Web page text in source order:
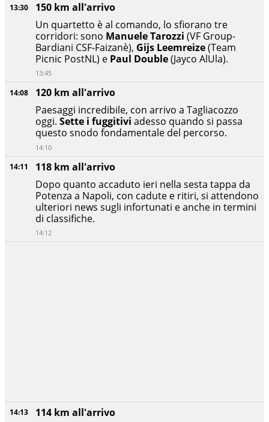
14:13
114 km all'arrivo
14:11
118 km all'arrivo
Dopo quanto accaduto ieri nella sesta tappa da
Potenza a Napoli, con cadute e ritiri, si attendono
ulteriori news sugli infortunati e anche in termini
di classifiche.
14:12
14:08
120 km all'arrivo
Paesaggi incredibile, con arrivo a Tagliacozzo
oggi. Sette i fuggitivi adesso quando si passa
questo snodo fondamentale del percorso.
14:10
13:30
150 km all'arrivo
Un quartetto è al comando, lo sfiorano tre
corridori: sono Manuele Tarozzi (VF Group-
Bardiani CSF-Faizanè), Gijs Leemreize(Team
Picnic PostNL) e Paul Double(Jayco AlUla).
13:45